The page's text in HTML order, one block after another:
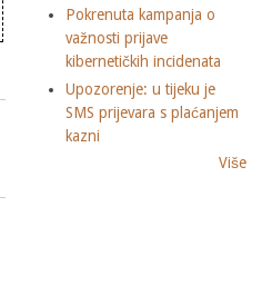
Pokrenuta kampanja o
važnosti prijave
kibernetičkih incidenata
Upozorenje: u tijeku je
SMS prijevara s plaćanjem
kazni
Više